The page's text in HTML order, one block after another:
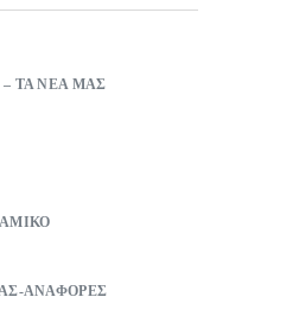
ΤΑ ΝΕΑ ΜΑΣ
ΑΝΑΦΟΡΕΣ